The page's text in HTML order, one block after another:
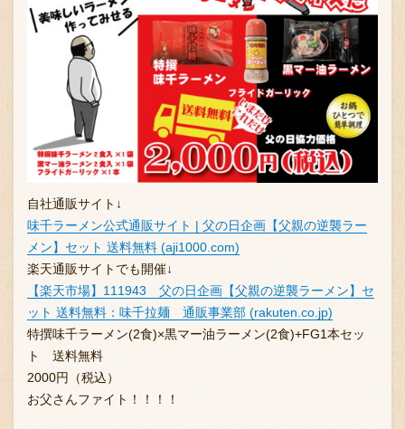
自社通販サイト↓
味千ラーメン公式通販サイト | 父の日企画【父親の逆襲ラー
メン】セット 送料無料 (aji1000.com)
楽天通販サイトでも開催↓
【楽天市場】111943 父の日企画【父親の逆襲ラーメン】セ
ット 送料無料：味千拉麺 通販事業部 (rakuten.co.jp)
特撰味千ラーメン(2食)×黒マー油ラーメン(2食)+FG1本セッ
ト 送料無料
2000円（税込）
お父さんファイト！！！！